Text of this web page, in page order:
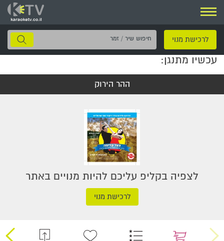
ניווט
לרכישת מנוי
חיפוש
שיר
עכשיו מתנגן:
ההר הירוק
לצפיה בקליפ עליכם להיות מנויים באתר
לרכישת מנוי